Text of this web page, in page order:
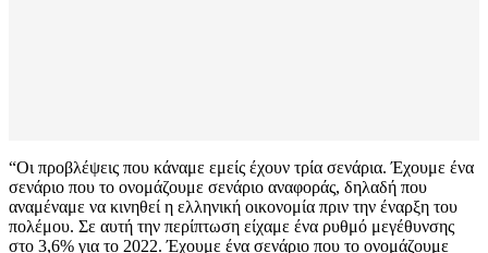
“Οι προβλέψεις που κάναμε εμείς έχουν τρία σενάρια. Έχουμε ένα
σενάριο που το ονομάζουμε σενάριο αναφοράς, δηλαδή που
αναμέναμε να κινηθεί η ελληνική οικονομία πριν την έναρξη του
πολέμου. Σε αυτή την περίπτωση είχαμε ένα ρυθμό μεγέθυνσης
στο 3,6% για το 2022. Έχουμε ένα σενάριο που το ονομάζουμε